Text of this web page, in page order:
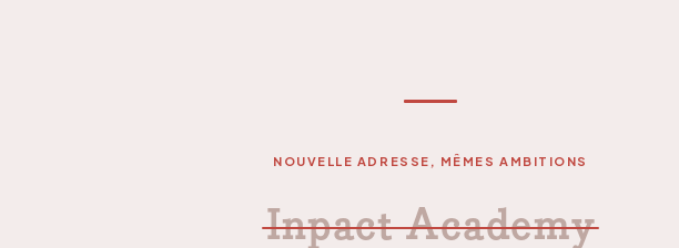
NOUVELLE ADRESSE, MÊMES AMBITIONS
Inpact Academy